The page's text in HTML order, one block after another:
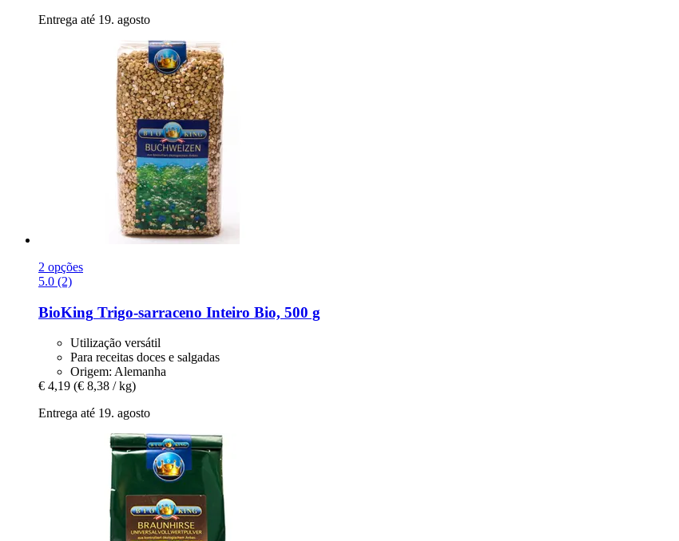
Entrega até 19. agosto
2 opções
5.0 (2)
BioKing Trigo-​sarraceno Inteiro Bio, 500 g
Utilização versátil
Para receitas doces e salgadas
Origem: Alemanha
€ 4,19 (€ 8,38 / kg)
Entrega até 19. agosto